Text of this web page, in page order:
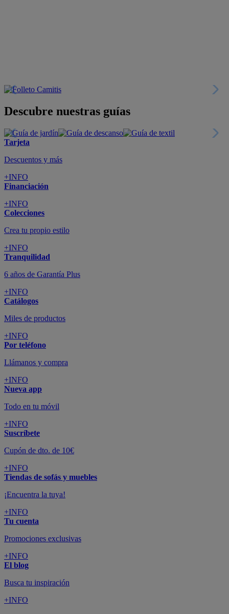
Descubre nuestras guías
Tarjeta
Descuentos y más
+INFO
Financiación
+INFO
Colecciones
Crea tu propio estilo
+INFO
Tranquilidad
6 años de Garantía Plus
+INFO
Catálogos
Miles de productos
+INFO
Por teléfono
Llámanos y compra
+INFO
Nueva app
Todo en tu móvil
+INFO
Suscríbete
Cupón de dto. de 10€
+INFO
Tiendas de sofás y muebles
¡Encuentra la tuya!
+INFO
Tu cuenta
Promociones exclusivas
+INFO
El blog
Busca tu inspiración
+INFO